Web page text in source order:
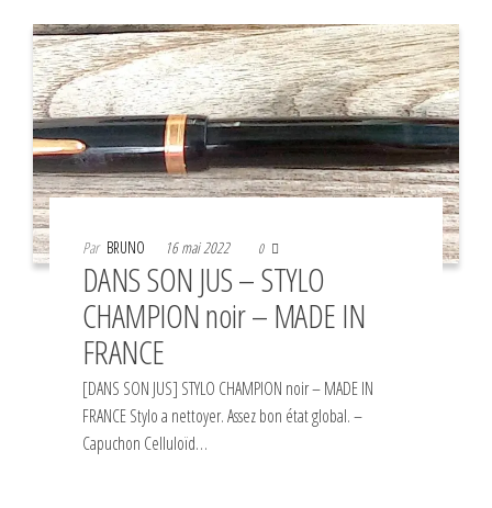
Par BRUNO 16 mai 2022 0
DANS SON JUS – STYLO
CHAMPION noir – MADE IN
FRANCE
[DANS SON JUS] STYLO CHAMPION noir – MADE IN
FRANCE Stylo a nettoyer. Assez bon état global. –
Capuchon Celluloïd…